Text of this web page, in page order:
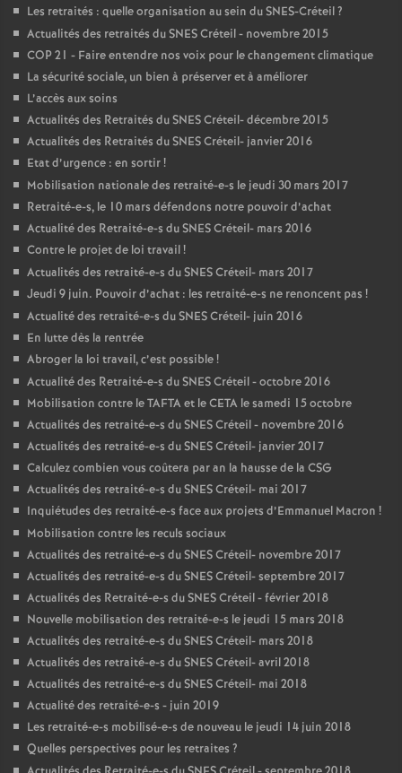
Les retraités : quelle organisation au sein duSNES-Créteil?
Actualités des retraités duSNESCréteil - novembre 2015
COP21 - Faire entendre nos voix pour le changement climatique
La sécurité sociale, un bien à préserver et à améliorer
L’accès aux soins
Actualités des Retraités duSNESCréteil- décembre 2015
Actualités des Retraités duSNESCréteil- janvier 2016
Etat d’urgence : en sortir!
Mobilisation nationale des retraité-e-s le jeudi 30 mars 2017
Retraité-e-s, le 10 mars défendons notre pouvoir d’achat
Actualité des Retraité-e-s duSNESCréteil- mars 2016
Contre le projet de loi travail!
Actualités des retraité-e-s duSNESCréteil- mars 2017
Jeudi 9 juin. Pouvoir d’achat : les retraité-e-s ne renoncent pas !
Actualité des retraité-e-s duSNESCréteil- juin 2016
En lutte dès la rentrée
Abroger la loi travail, c’est possible!
Actualité des Retraité-e-s duSNESCréteil - octobre 2016
Mobilisation contre leTAFTAet leCETA le samedi 15 octobre
Actualités des retraité-e-s duSNESCréteil - novembre 2016
Actualités des retraité-e-s duSNESCréteil- janvier 2017
Calculez combien vous coûtera par an la hausse de la CSG
Actualités des retraité-e-s duSNESCréteil- mai 2017
Inquiétudes des retraité-e-s face aux projets d’Emmanuel Macron !
Mobilisation contre les reculs sociaux
Actualités des retraité-e-s duSNESCréteil- novembre 2017
Actualités des retraité-e-s duSNESCréteil- septembre 2017
Actualités des Retraité-e-s duSNESCréteil - février 2018
Nouvelle mobilisation des retraité-e-s le jeudi 15 mars 2018
Actualités des retraité-e-s duSNESCréteil- mars 2018
Actualités des retraité-e-s duSNESCréteil- avril 2018
Actualités des retraité-e-s duSNESCréteil- mai 2018
Actualité des retraité-e-s - juin 2019
Les retraité-e-s mobilisé-e-s de nouveau le jeudi 14 juin 2018
Quelles perspectives pour les retraites ?